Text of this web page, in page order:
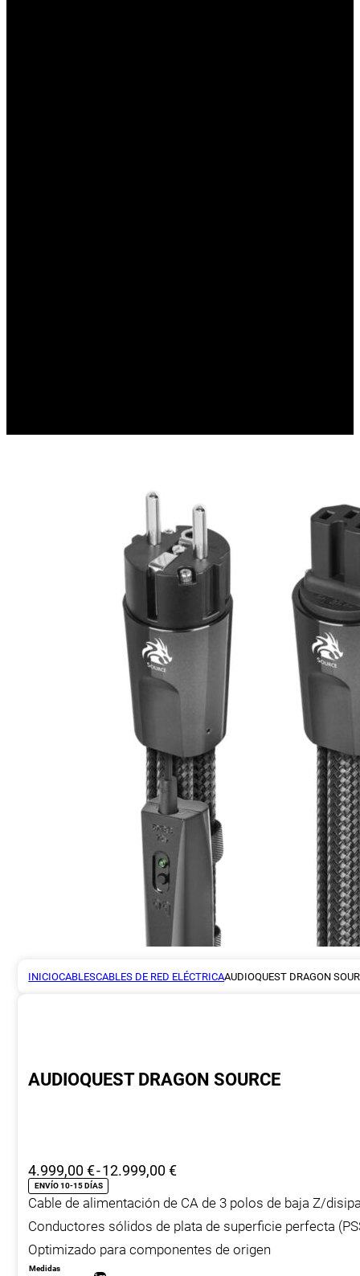
INICIOCABLESCABLES DE RED ELÉCTRICAAUDIOQUEST DRAGON
AUDIOQUEST DRAGON SOURCE
4.999,00€-12.999,00€Rango
precios:
desde
4.999,00 €
hasta
ENVÍO 10-15 DÍAS
Cable de alimentación de CA de 3 polos de baja Z/
Conductores sólidos de plata de superficie perfecta
Optimizado para componentes de origen
Medidas